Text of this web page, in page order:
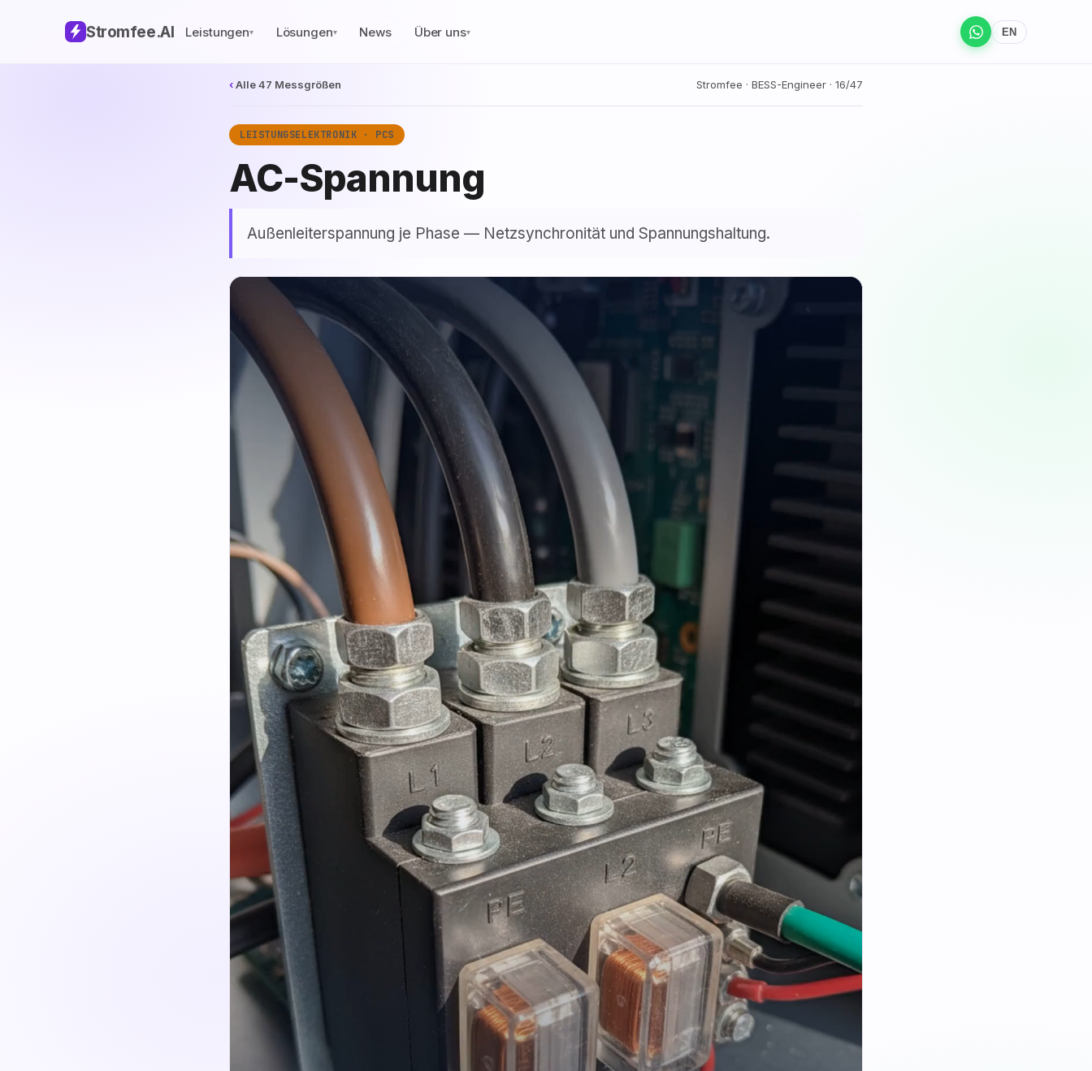
Stromfee.AI Leistungen▾ Lösungen▾ News Über uns▾ EN
‹Alle 47 Messgrößen Stromfee · BESS-Engineer · 16/47
LEISTUNGSELEKTRONIK · PCS
AC-Spannung
Außenleiterspannung je Phase — Netzsynchronität und Spannungshaltung.